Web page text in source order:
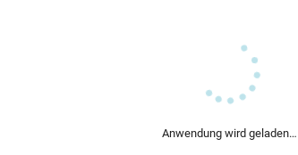
Anwendung wird geladen…